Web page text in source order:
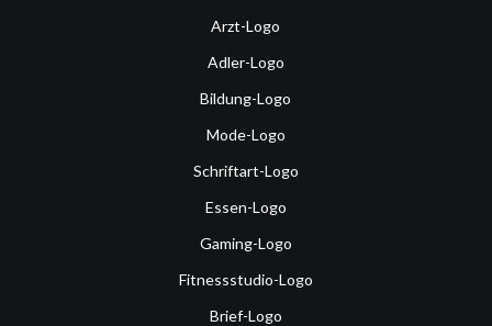
Arzt-Logo
Adler-Logo
Bildung-Logo
Mode-Logo
Schriftart-Logo
Essen-Logo
Gaming-Logo
Fitnessstudio-Logo
Brief-Logo